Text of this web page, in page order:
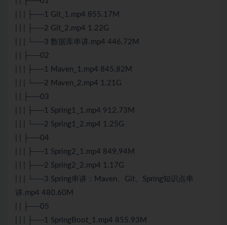
| | | ├──1 Git_1.mp4 855.17M
| | | ├──2 Git_2.mp4 1.22G
| | | └──3 数据库串讲.mp4 446.72M
| | ├──02
| | | ├──1 Maven_1.mp4 845.82M
| | | └──2 Maven_2.mp4 1.21G
| | ├──03
| | | ├──1 Spring1_1.mp4 912.73M
| | | └──2 Spring1_2.mp4 1.25G
| | ├──04
| | | ├──1 Spring2_1.mp4 849.94M
| | | ├──2 Spring2_2.mp4 1.17G
| | | └──3 Spring串讲：Maven、Git、Spring知识点串
讲.mp4 480.60M
| | ├──05
| | | ├──1 SpringBoot_1.mp4 855.93M